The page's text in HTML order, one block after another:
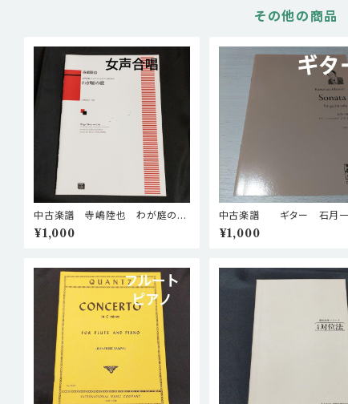
その他の商品
中古楽譜 寺嶋陸也 わが庭の歌
(女声合唱、マンドリンとピアノのた
めに) 棚BASEa5
¥1,000
中古楽譜 ギター 石
ギターソロのための ソナタ
SEa3
¥1,000